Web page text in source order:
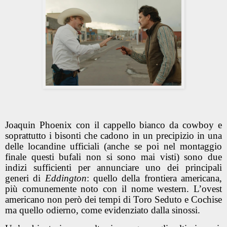
Joaquin Phoenix con il cappello bianco da cowboy e
soprattutto i bisonti che cadono in un precipizio in una
delle locandine ufficiali (anche se poi nel montaggio
finale questi bufali non si sono mai visti) sono due
indizi sufficienti per annunciare uno dei principali
generi di Eddington: quello della frontiera americana,
più comunemente noto con il nome western. L’ovest
americano non però dei tempi di Toro Seduto e Cochise
ma quello odierno, come evidenziato dalla sinossi.